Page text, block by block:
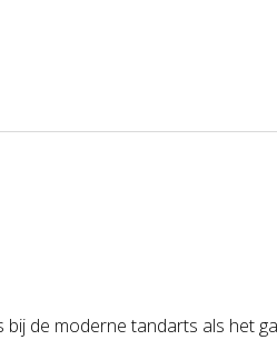
de moderne tandarts als het